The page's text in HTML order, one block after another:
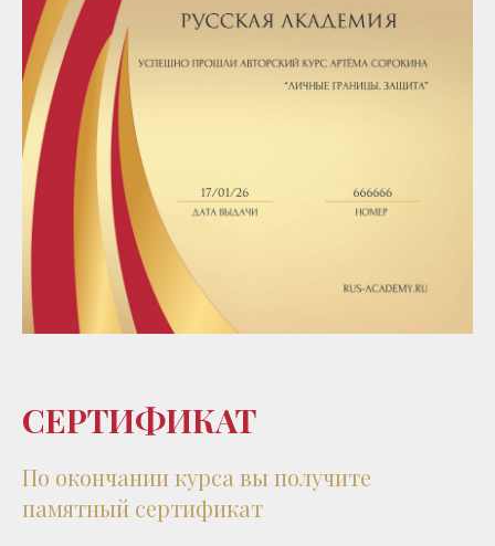
СЕРТИФИКАТ
По окончании курса вы получите
памятный сертификат